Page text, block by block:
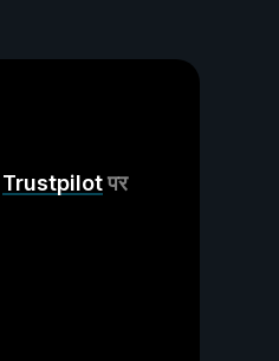
Trustpilotपर